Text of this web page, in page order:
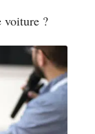
voiture ?